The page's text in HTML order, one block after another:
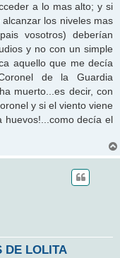
a lo mas alto; y si
los niveles mas
vosotros) deberían
y no con un simple
aquello que me decía
de la Guardia
muerto...es decir, con
y si el viento viene
huevos!...como decía el
DE LOLITA